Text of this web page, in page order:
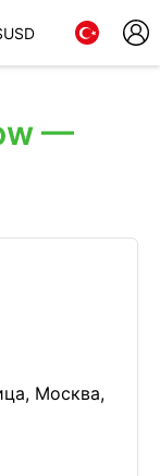
USD
—
Москва,